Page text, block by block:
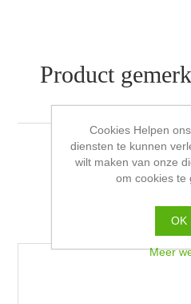
Product
Sorteren op
Cookies Helpen
diensten te kunnen
wilt maken van onze
om cookies te
OK
Meer